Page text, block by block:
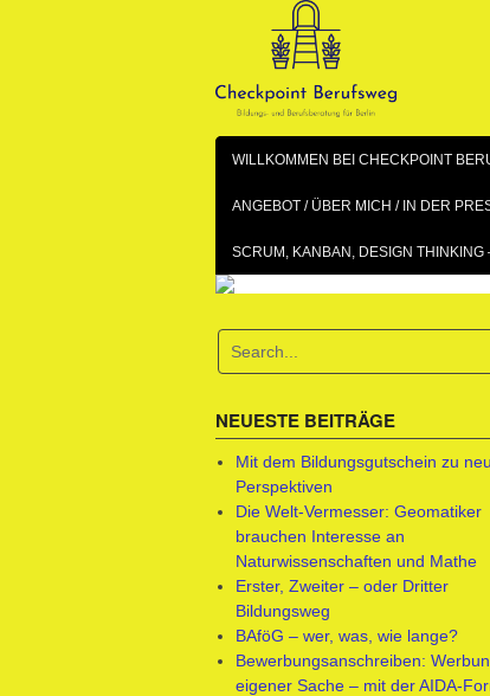
WILLKOMMEN BEI CHECKPOINT
ANGEBOT / ÜBER MICH / IN DER
SCRUM, KANBAN, DESIGN
NEUESTE BEITRÄGE
Mit dem Bildungsgutschein zu
Perspektiven
Die Welt-Vermesser: Geomatiker
brauchen Interesse an
Naturwissenschaften und Mathe
Erster, Zweiter – oder Dritter
Bildungsweg
BAföG – wer, was, wie lange?
Bewerbungsanschreiben:
eigener Sache – mit der AIDA-